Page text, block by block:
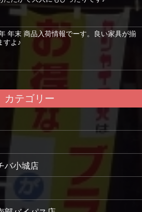
年末 商品入荷情報でーす。良い家具が揃
すよ♪
カテゴリー
バ小城店